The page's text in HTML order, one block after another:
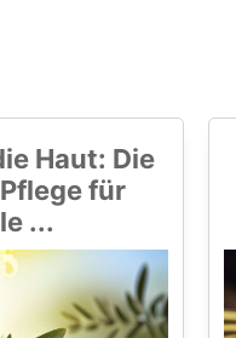
Haut: Die
für
...